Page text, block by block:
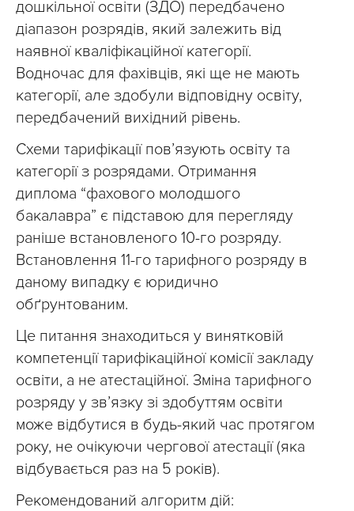
дошкільної освіти (ЗДО) передбачено
діапазон розрядів, який залежить від
наявної кваліфікаційної категорії.
Водночас для фахівців, які ще не мають
категорії, але здобули відповідну освіту,
передбачений вихідний рівень.
Схеми тарифікації пов’язують освіту та
категорії з розрядами. Отримання
диплома “фахового молодшого
бакалавра” є підставою для перегляду
раніше встановленого 10-го розряду.
Встановлення 11-го тарифного розряду в
даному випадку є юридично
обґрунтованим.
Це питання знаходиться у винятковій
компетенції тарифікаційної комісії закладу
освіти, а не атестаційної. Зміна тарифного
розряду у зв’язку зі здобуттям освіти
може відбутися в будь-який час протягом
року, не очікуючи чергової атестації (яка
відбувається раз на 5 років).
Рекомендований алгоритм дій: